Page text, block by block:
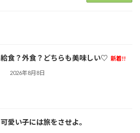
給食？外食？どちらも美味しい♡ 新着!!
2026年8月8日
可愛い子には旅をさせよ。